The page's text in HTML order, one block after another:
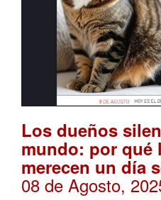
Los dueños
mundo: por qué
merecen un día
08 de Agosto,